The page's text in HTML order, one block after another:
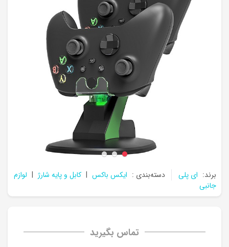
برند: ای پلی دسته‌بندی : ایکس باکس | کابل و پایه شارژ | لوازم
جانبی
تماس بگیرید